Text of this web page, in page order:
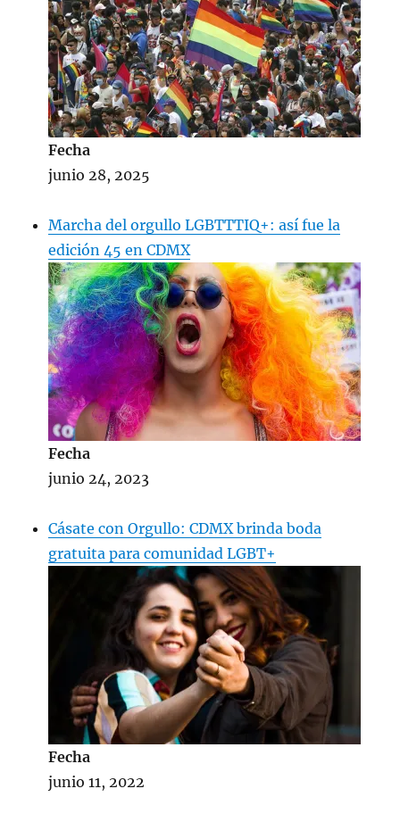
Fecha
junio 28, 2025
Marcha del orgullo LGBTTTIQ+: así fue la
edición 45 en CDMX
Fecha
junio 24, 2023
Cásate con Orgullo: CDMX brinda boda
gratuita para comunidad LGBT+
Fecha
junio 11, 2022